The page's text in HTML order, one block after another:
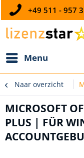
+49 511 - 957
Menu
Naar overzicht
MICROSOFT
PLUS | FÜR